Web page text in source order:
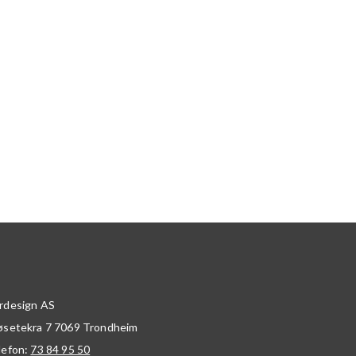
AS
7 7069 Trondheim
73 84 95 50